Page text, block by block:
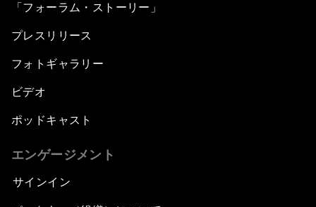
「フォーラム・ストーリー」
プレスリリース
フォトギャラリー
ビデオ
ポッドキャスト
エンゲージメント
サインイン